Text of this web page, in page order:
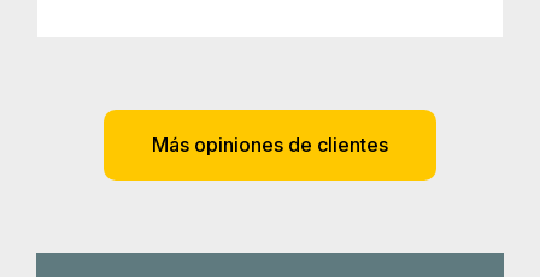
Más opiniones de clientes